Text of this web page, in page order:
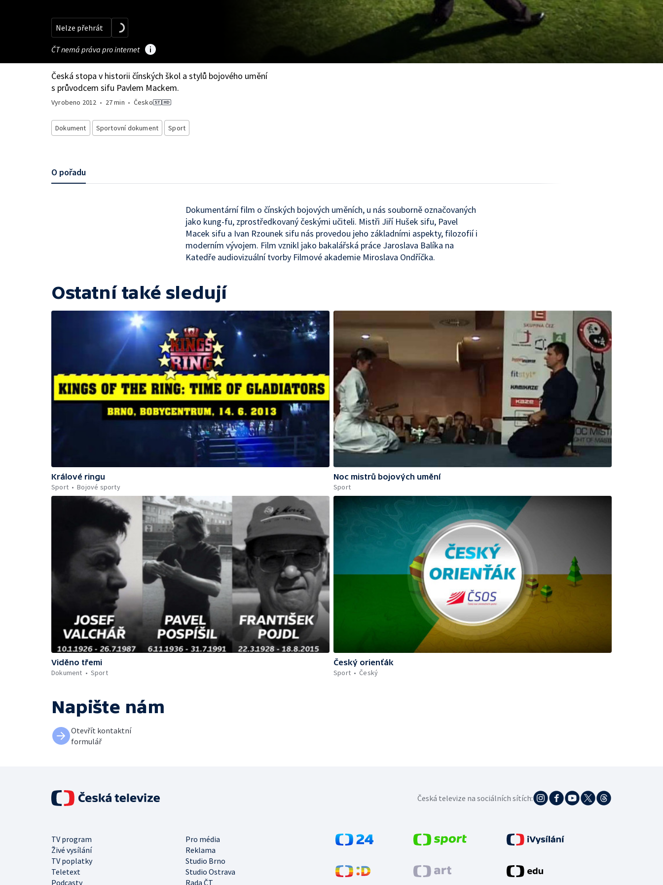
Nelze přehrát
ČT nemá práva pro internet
Česká stopa v historii čínských škol a stylů bojového umění
s průvodcem sifu Pavlem Mackem.
Vyrobeno 2012 • 27 min • Česko
Dokument Sportovní dokument Sport
O pořadu
Dokumentární film o čínských bojových uměních, u nás souborně označovaných
jako kung-fu, zprostředkovaný českými učiteli. Mistři Jiří Hušek sifu, Pavel
Macek sifu a Ivan Rzounek sifu nás provedou jeho základními aspekty, filozofií i
moderním vývojem. Film vznikl jako bakalářská práce Jaroslava Balíka na
Katedře audiovizuální tvorby Filmové akademie Miroslava Ondříčka.
Ostatní také sledují
Králové ringu
Sport
Bojové sporty
Noc mistrů bojových umění
Sport
Viděno třemi
Dokument
Sport
Český orienťák
Sport
Český
Napište nám
Otevřít kontaktní
formulář
TV program
Pro média
Živé vysílání
Reklama
TV poplatky
Studio Brno
Teletext
Studio Ostrava
Podcasty
Rada ČT
Česká televize na sociálních sítích: